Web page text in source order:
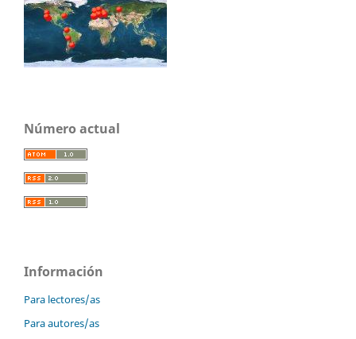
Número actual
Información
Para lectores/as
Para autores/as